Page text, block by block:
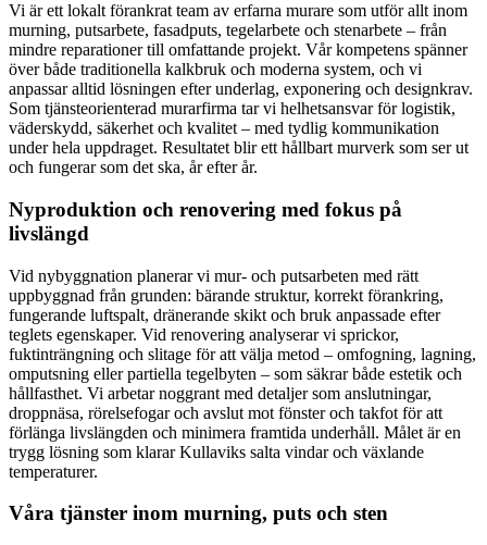
Vi är ett lokalt förankrat team av erfarna murare som utför allt inom
murning, putsarbete, fasadputs, tegelarbete och stenarbete – från
mindre reparationer till omfattande projekt. Vår kompetens spänner
över både traditionella kalkbruk och moderna system, och vi
anpassar alltid lösningen efter underlag, exponering och designkrav.
Som tjänsteorienterad murarfirma tar vi helhetsansvar för logistik,
väderskydd, säkerhet och kvalitet – med tydlig kommunikation
under hela uppdraget. Resultatet blir ett hållbart murverk som ser ut
och fungerar som det ska, år efter år.
Nyproduktion och renovering med fokus på
livslängd
Vid nybyggnation planerar vi mur- och putsarbeten med rätt
uppbyggnad från grunden: bärande struktur, korrekt förankring,
fungerande luftspalt, dränerande skikt och bruk anpassade efter
teglets egenskaper. Vid renovering analyserar vi sprickor,
fuktinträngning och slitage för att välja metod – omfogning, lagning,
omputsning eller partiella tegelbyten – som säkrar både estetik och
hållfasthet. Vi arbetar noggrant med detaljer som anslutningar,
droppnäsa, rörelsefogar och avslut mot fönster och takfot för att
förlänga livslängden och minimera framtida underhåll. Målet är en
trygg lösning som klarar Kullaviks salta vindar och växlande
temperaturer.
Våra tjänster inom murning, puts och sten